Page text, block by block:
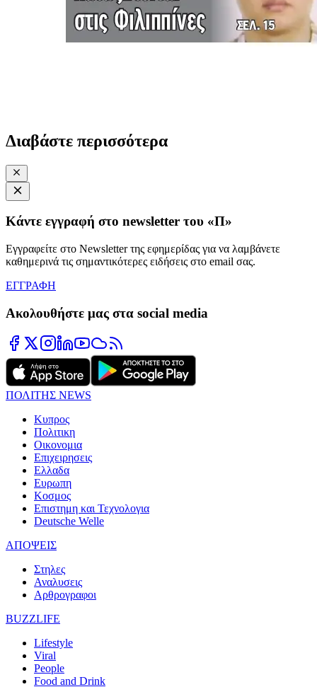
Διαβάστε περισσότερα
Κάντε εγγραφή στο newsletter του «Π»
Εγγραφείτε στο Newsletter της εφημερίδας για να λαμβάνετε
καθημερινά τις σημαντικότερες ειδήσεις στο email σας.
ΕΓΓΡΑΦΗ
Ακολουθήστε μας στα social media
ΠΟΛΙΤΗΣ NEWS
Κυπρος
Πολιτικη
Οικονομια
Επιχειρησεις
Ελλαδα
Ευρωπη
Κοσμος
Επιστημη και Τεχνολογια
Deutsche Welle
ΑΠΟΨΕΙΣ
Στηλες
Αναλυσεις
Αρθρογραφοι
BUZZLIFE
Lifestyle
Viral
People
Food and Drink